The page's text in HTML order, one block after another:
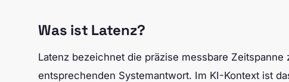
Was ist Latenz?
Latenz bezeichnet die präzise messbare
entsprechenden Systemantwort. Im KI-Kontext ist